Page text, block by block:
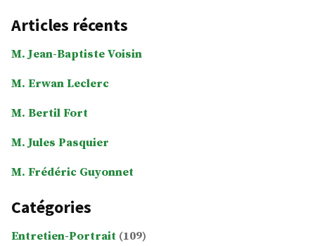
Articles récents
M. Jean-Baptiste Voisin
M. Erwan Leclerc
M. Bertil Fort
M. Jules Pasquier
M. Frédéric Guyonnet
Catégories
Entretien-Portrait (109)